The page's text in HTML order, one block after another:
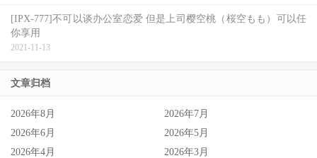
有一个老大哥，陶比，也是最有智慧的，而老二总是有种没
有其他两个兄弟受到观众，这件事对这角色是相当有帮助
最多的关注，那我呢？』他觉得是受伤的，但我认为他有很
花，这也是为什么安德鲁说了那句台词『天啊，我真的一直
都很想要兄弟。』
[IPX-777]不可以谈办公室恋爱 但是上司樱空桃（桜空もも）可以任
你享用
2021-11-13
文章归档
2026年8月
2026年7月
2026年6月
2026年5月
2026年4月
2026年3月